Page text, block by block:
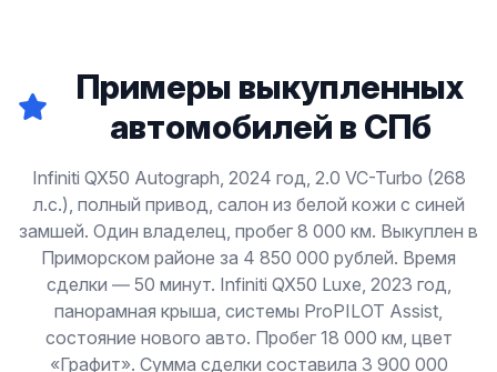
Примеры выкупленных
автомобилей в СПб
Infiniti QX50 Autograph, 2024 год, 2.0 VC-Turbo (268
л.с.), полный привод, салон из белой кожи с синей
замшей. Один владелец, пробег 8 000 км. Выкуплен в
Приморском районе за 4 850 000 рублей. Время
сделки — 50 минут. Infiniti QX50 Luxe, 2023 год,
панорамная крыша, системы ProPILOT Assist,
состояние нового авто. Пробег 18 000 км, цвет
«Графит». Сумма сделки составила 3 900 000